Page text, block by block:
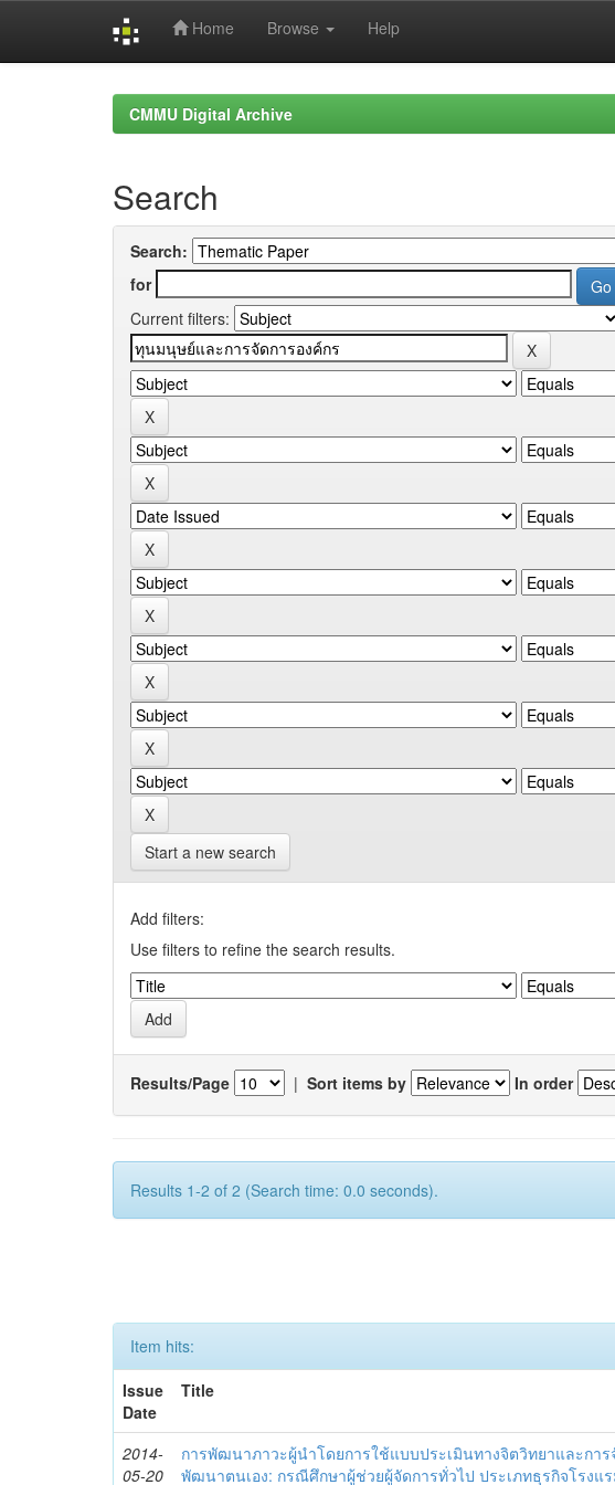
Home Browse Help
CMMU Digital Archive
Search
Search:
for
Current filters:
Start a new search
Add filters:
Use filters to refine the search results.
Results/Page | Sort items by In order
Results 1-2 of 2 (Search time: 0.0 seconds).
Item hits:
Issue
Date
Title
2014-
05-20
การพัฒนาภาวะผู้นำโดยการใช้แบบประเมินทางจิตวิทยาและกา
พัฒนาตนเอง: กรณีศึกษาผู้ช่วยผู้จัดการทั่วไป ประเภทธุรกิจโรงแ